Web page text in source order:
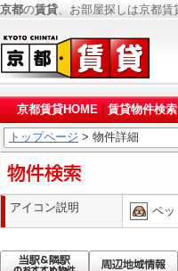
京都の賃貸、お部屋探しは京都
京都賃貸HOME 賃貸物件検索
トップページ > 物件詳細
アイコン説明 ペッ